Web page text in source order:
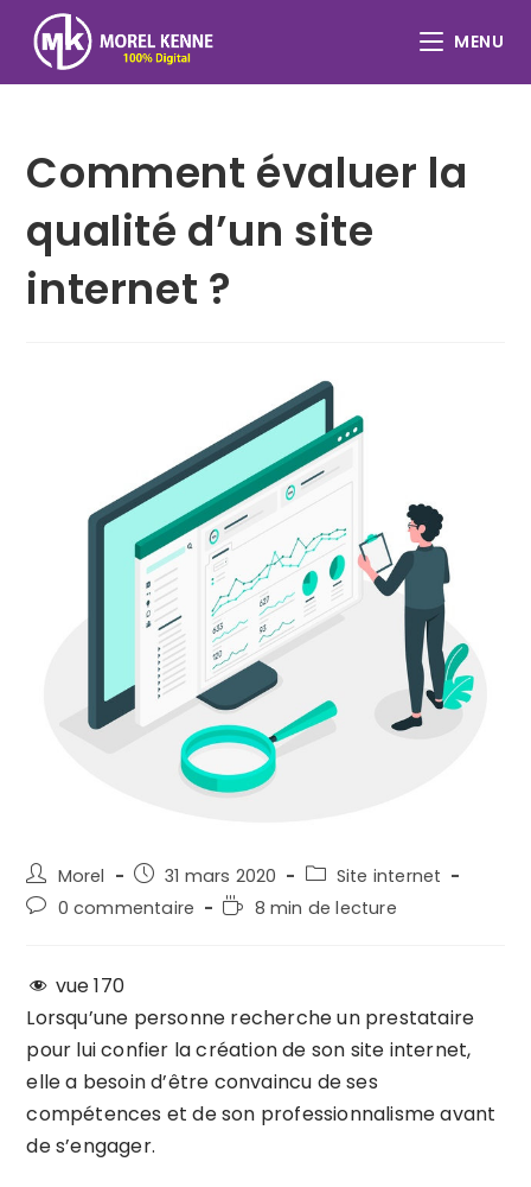
content
MENU
Comment évaluer la
qualité d’un site
internet ?
Auteur/autrice
de
Morel
Post
published:
31 mars 2020
Post
category:
Site internet
Post0 commentaire
Temps8 min de lecture
vue170
Lorsqu’une personne recherche un prestataire
pour lui confier la création de son site internet,
elle a besoin d’être convaincu de ses
compétences et de son professionnalisme avant
de s’engager.